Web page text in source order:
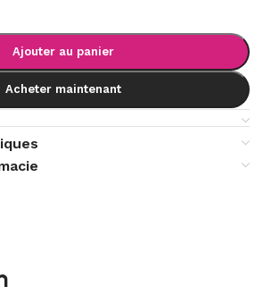
Ajouter au panier
Acheter maintenant